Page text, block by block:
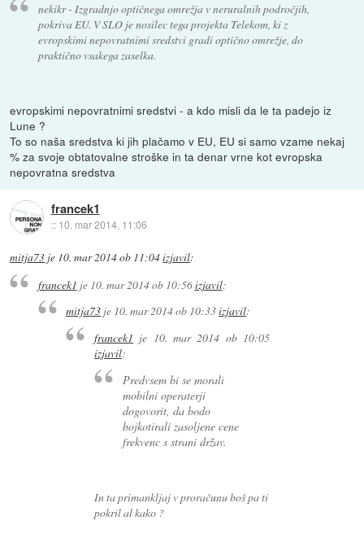
nekikr - Izgradnjo optičnega omrežja v neruralnih področjih,
pokriva EU. V SLO je nosilec tega projekta Telekom, ki z
evropskimi nepovratnimi sredstvi gradi optično omrežje, do
praktično vsakega zaselka.
evropskimi nepovratnimi sredstvi - a kdo misli da le ta padejo iz
Lune ?
To so naša sredstva ki jih plačamo v EU, EU si samo vzame nekaj
% za svoje obtatovalne stroške in ta denar vrne kot evropska
nepovratna sredstva
francek1
:: 10. mar 2014, 11:06
mitja73 je 10. mar 2014 ob 11:04izjavil:
francek1 je 10. mar 2014 ob 10:56izjavil:
mitja73 je 10. mar 2014 ob 10:33izjavil:
francek1 je 10. mar 2014 ob 10:05
izjavil:
Predvsem bi se morali
mobilni operaterji
dogovorit, da bodo
bojkotirali zasoljene cene
frekvenc s strani držav.
In ta primankljaj v proračunu boš pa ti
pokril al kako ?